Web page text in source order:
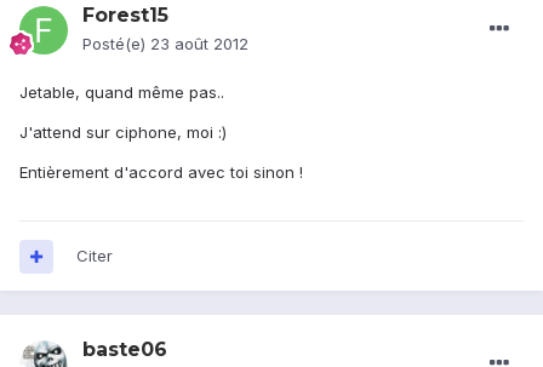
Forest15
Posté(e) 23 août 2012
Jetable, quand même pas..
J'attend sur ciphone, moi :)
Entièrement d'accord avec toi sinon !
Citer
baste06